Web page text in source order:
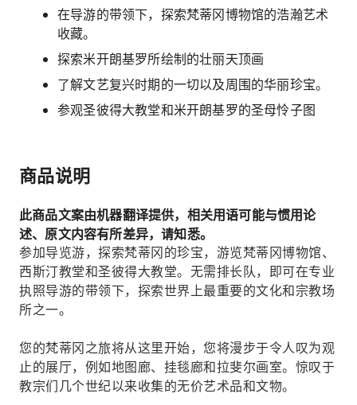
在导游的带领下，探索梵蒂冈博物馆的浩瀚艺术
收藏。
探索米开朗基罗所绘制的壮丽天顶画
了解文艺复兴时期的一切以及周围的华丽珍宝。
参观圣彼得大教堂和米开朗基罗的圣母怜子图
商品说明
此商品文案由机器翻译提供，相关用语可能与惯用论
述、原文内容有所差异，请知悉。
参加导览游，探索梵蒂冈的珍宝，游览梵蒂冈博物馆、
西斯汀教堂和圣彼得大教堂。无需排长队，即可在专业
执照导游的带领下，探索世界上最重要的文化和宗教场
所之一。
您的梵蒂冈之旅将从这里开始，您将漫步于令人叹为观
止的展厅，例如地图廊、挂毯廊和拉斐尔画室。惊叹于
教宗们几个世纪以来收集的无价艺术品和文物。